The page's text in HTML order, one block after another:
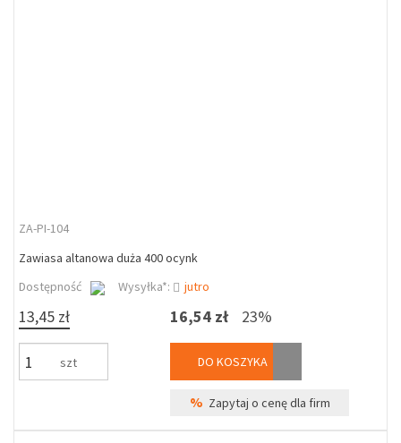
ZA-PI-104
Zawiasa altanowa duża 400 ocynk
Dostępność
Wysyłka*: jutro
13,45 zł
szt
16,54 zł 23%
DO KOSZYKA
% Zapytaj o cenę dla firm